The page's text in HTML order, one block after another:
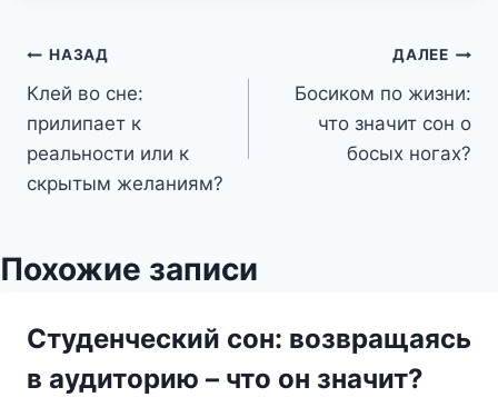
Навигация
по
записям
НАЗАД
Клей во сне:
прилипает к
реальности или к
скрытым желаниям?
ДАЛЕЕ
Босиком по жизни:
что значит сон о
босых ногах?
Похожие записи
Студенческий сон: возвращаясь
в аудиторию – что он значит?